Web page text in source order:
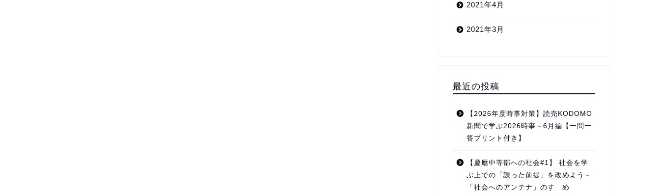
2021年4月
2021年3月
最近の投稿
【2026年度時事対策】読売KODOMO
新聞で学ぶ2026時事－6月編【一問一
答プリント付き】
【慶應中等部への社会#1】 社会を学
ぶ上での「誤った前提」を改めよう－
「社会へのアンテナ」のすゝめ